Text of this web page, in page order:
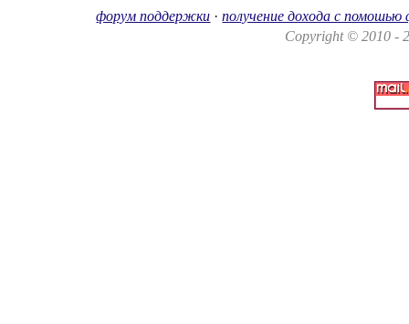
форум поддержки ·получение дохода с помошью
Copyright © 2010 -